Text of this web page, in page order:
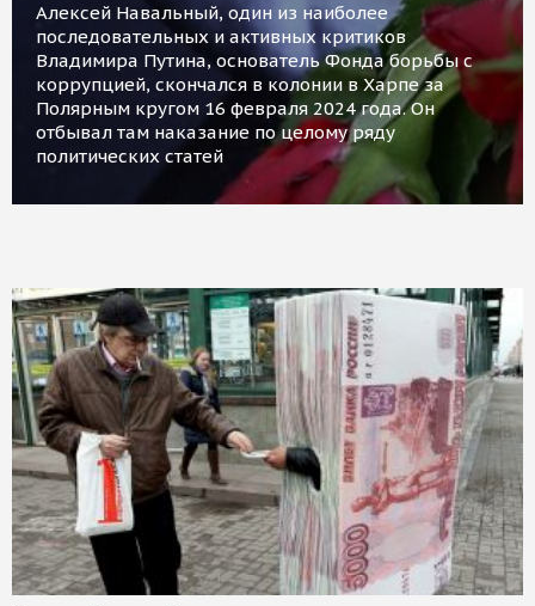
Алексей Навальный, один из наиболее
последовательных и активных критиков
Владимира Путина, основатель Фонда борьбы с
коррупцией, скончался в колонии в Харпе за
Полярным кругом 16 февраля 2024 года. Он
отбывал там наказание по целому ряду
политических статей